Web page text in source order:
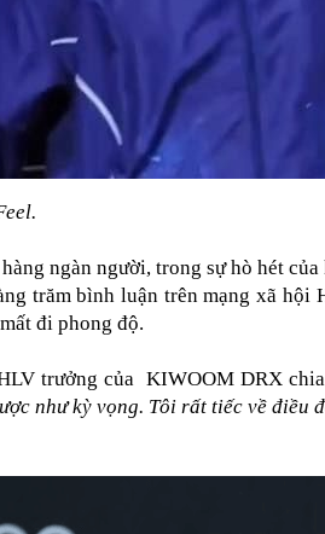
ngàn người, trong sự hò hét
trăm bình luận trên mạng xã hội
đi phong độ.
trưởng của  KIWOOM DRX
như kỳ vọng. Tôi rất tiếc về điều